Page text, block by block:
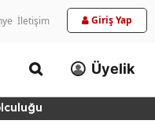
İletişim Giriş Yap
Üyelik